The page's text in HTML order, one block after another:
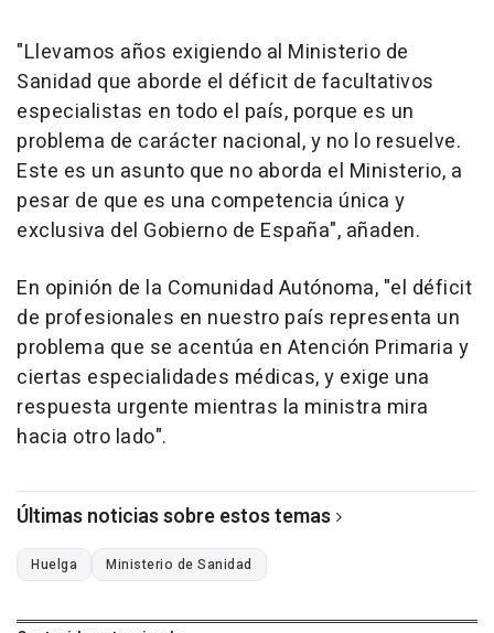
"Llevamos años exigiendo al Ministerio de
Sanidad que aborde el déficit de facultativos
especialistas en todo el país, porque es un
problema de carácter nacional, y no lo resuelve.
Este es un asunto que no aborda el Ministerio, a
pesar de que es una competencia única y
exclusiva del Gobierno de España", añaden.
En opinión de la Comunidad Autónoma, "el déficit
de profesionales en nuestro país representa un
problema que se acentúa en Atención Primaria y
ciertas especialidades médicas, y exige una
respuesta urgente mientras la ministra mira
hacia otro lado".
Últimas noticias sobre estos temas
Huelga Ministerio de Sanidad